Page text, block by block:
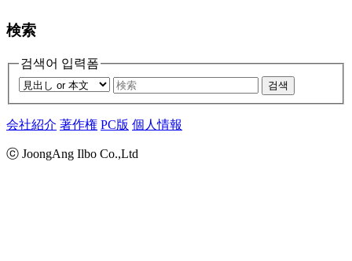
検索
검색어 입력폼
검색
会社紹介 著作権 PC版 個人情報
ⓒ JoongAng Ilbo Co.,Ltd